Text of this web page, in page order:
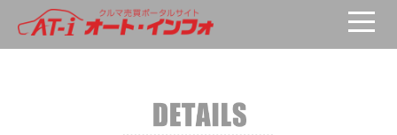
車両が選択されていません。